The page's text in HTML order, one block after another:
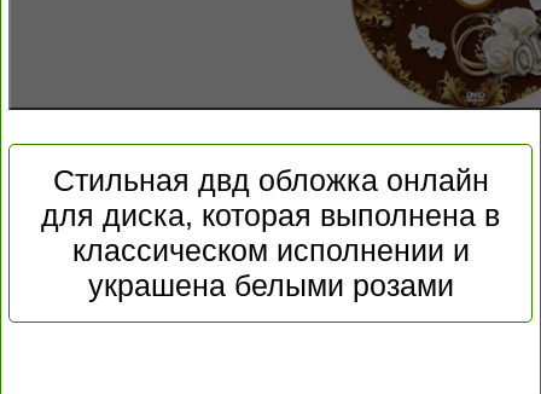
Стильная двд обложка онлайн
для диска, которая выполнена в
классическом исполнении и
украшена белыми розами